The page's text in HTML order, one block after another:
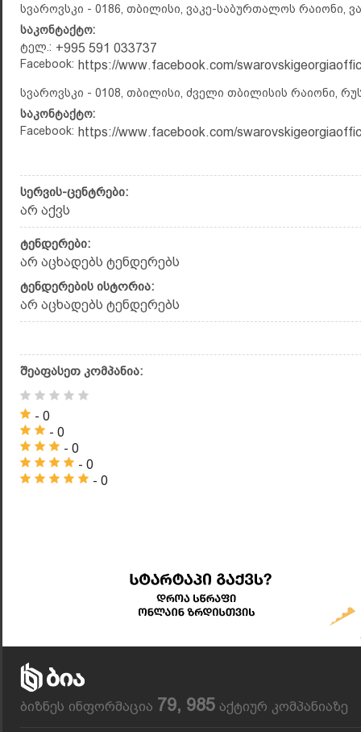
სვაროვსკი - 0186, თბილისი, ვაკე-საბურთალოს რაიონი,
საკონტაქტო:
ტელ.: +995 591 033737
Facebook: https://www.facebook.com/
სვაროვსკი - 0108, თბილისი, ძველი თბილისის რაიონი,
საკონტაქტო:
Facebook: https://www.facebook.com/
სერვის-ცენტრები:
არ აქვს
ტენდერები:
არ აცხადებს ტენდერებს
ტენდერების ისტორია:
არ აცხადებს ტენდერებს
შეაფასეთ კომპანია:
- 0
- 0
- 0
- 0
- 0
ბიზნეს ინფორმაცია 79, 985 აქტიურ კომპანიაზე